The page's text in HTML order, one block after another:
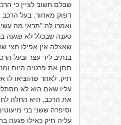
שבלם.חשוב לציין כי
דפוק מאחור. בעל הרכב
ואמרו לה:"תראי מה
טענה שבכלל לא פגעה
שאצלה אין אפילו חצי
בנתיב ליד עצר ובעל
תתן את פרטיה היות
תיק. לאחר שהוציאו לו
עליו שאם הוא לא
את הרכב, היא החלה
וסיפרה ששני בני
עליה תיק כאילו פגעה